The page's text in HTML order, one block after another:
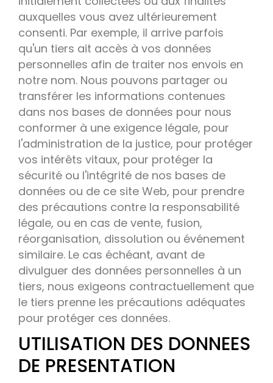
auxquelles vous avez ultérieurement
consenti. Par exemple, il arrive parfois
qu'un tiers ait accès à vos données
personnelles afin de traiter nos envois en
notre nom. Nous pouvons partager ou
transférer les informations contenues
dans nos bases de données pour nous
conformer à une exigence légale, pour
l'administration de la justice, pour protéger
vos intérêts vitaux, pour protéger la
sécurité ou l'intégrité de nos bases de
données ou de ce site Web, pour prendre
des précautions contre la responsabilité
légale, ou en cas de vente, fusion,
réorganisation, dissolution ou événement
similaire. Le cas échéant, avant de
divulguer des données personnelles à un
tiers, nous exigeons contractuellement que
le tiers prenne les précautions adéquates
pour protéger ces données.
UTILISATION DES DONNEES
DE PRESENTATION